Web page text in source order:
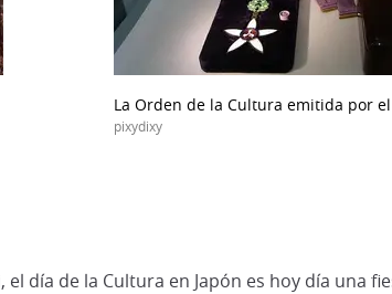
La Orden de la Cultura emitida por
pixydixy
día de la Cultura en Japón es hoy día una